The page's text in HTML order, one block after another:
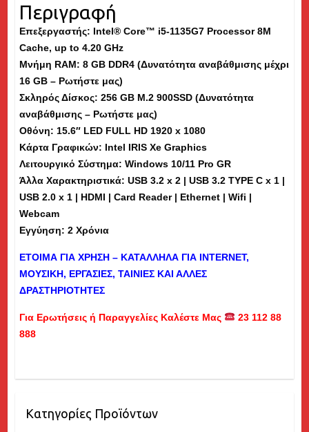
SSD,
15.6"
-
Εκθεσιακό
(dm)
ποσότητα
Περιγραφή
Επεξεργαστής: Intel® Core™ i5-1135G7 Processor 8M
Cache, up to 4.20 GHz
Μνήμη RAM: 8 GB DDR4 (Δυνατότητα αναβάθμισης μέχρι
16 GB – Ρωτήστε μας)
Σκληρός Δίσκος: 256 GB M.2 900SSD (Δυνατότητα
αναβάθμισης – Ρωτήστε μας)
Οθόνη: 15.6″ LED FULL HD 1920 x 1080
Κάρτα Γραφικών: Intel IRIS Xe Graphics
Λειτουργικό Σύστημα: Windows 10/11 Pro GR
Άλλα Χαρακτηριστικά: USB 3.2 x 2 | USB 3.2 TYPE C x 1 |
USB 2.0 x 1 | HDMI | Card Reader | Ethernet | Wifi |
Webcam
Εγγύηση: 2 Χρόνια
ΕΤΟΙΜΑ ΓΙΑ ΧΡΗΣΗ – ΚΑΤΑΛΛΗΛΑ ΓΙΑ INTERNET,
ΜΟΥΣΙΚΗ, ΕΡΓΑΣΙΕΣ, ΤΑΙΝΙΕΣ ΚΑΙ ΑΛΛΕΣ
ΔΡΑΣΤΗΡΙΟΤΗΤΕΣ
Για Ερωτήσεις ή Παραγγελίες Καλέστε Μας
23 112 88
888
Κατηγορίες Προϊόντων